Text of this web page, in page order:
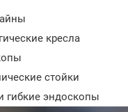
кресла
стойки
гибкие эндоскопы